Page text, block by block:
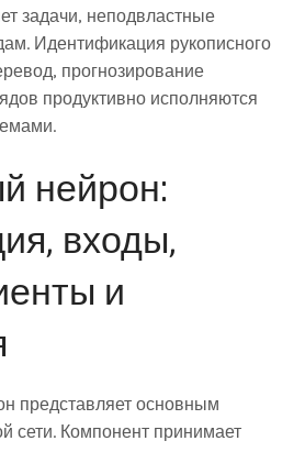
задачи, неподвластные
Идентификация рукописного
прогнозирование
продуктивно исполняются
нейрон:
входы,
и
представляет основным
сети. Компонент принимает